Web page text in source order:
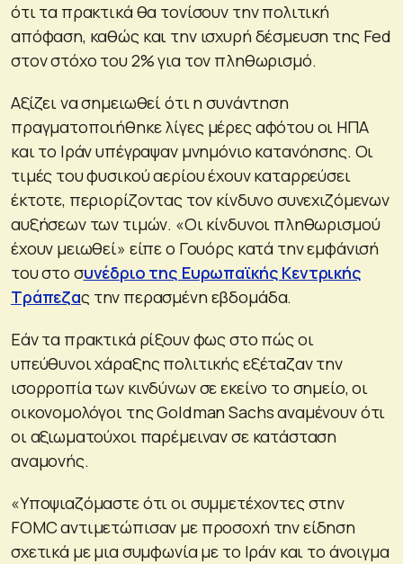
ότι τα πρακτικά θα τονίσουν την πολιτική
απόφαση, καθώς και την ισχυρή δέσμευση της Fed
στον στόχο του 2% για τον πληθωρισμό.
Αξίζει να σημειωθεί ότι η συνάντηση
πραγματοποιήθηκε λίγες μέρες αφότου οι ΗΠΑ
και το Ιράν υπέγραψαν μνημόνιο κατανόησης. Οι
τιμές του φυσικού αερίου έχουν καταρρεύσει
έκτοτε, περιορίζοντας τον κίνδυνο συνεχιζόμενων
αυξήσεων των τιμών. «Οι κίνδυνοι πληθωρισμού
έχουν μειωθεί» είπε ο Γουόρς κατά την εμφάνισή
του στο συνέδριο της Ευρωπαϊκής Κεντρικής
Τράπεζας την περασμένη εβδομάδα.
Εάν τα πρακτικά ρίξουν φως στο πώς οι
υπεύθυνοι χάραξης πολιτικής εξέταζαν την
ισορροπία των κινδύνων σε εκείνο το σημείο, οι
οικονομολόγοι της Goldman Sachs αναμένουν ότι
οι αξιωματούχοι παρέμειναν σε κατάσταση
αναμονής.
«Υποψιαζόμαστε ότι οι συμμετέχοντες στην
FOMC αντιμετώπισαν με προσοχή την είδηση ​​
σχετικά με μια συμφωνία με το Ιράν και το άνοιγμα